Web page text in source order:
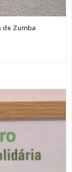
de Zumba